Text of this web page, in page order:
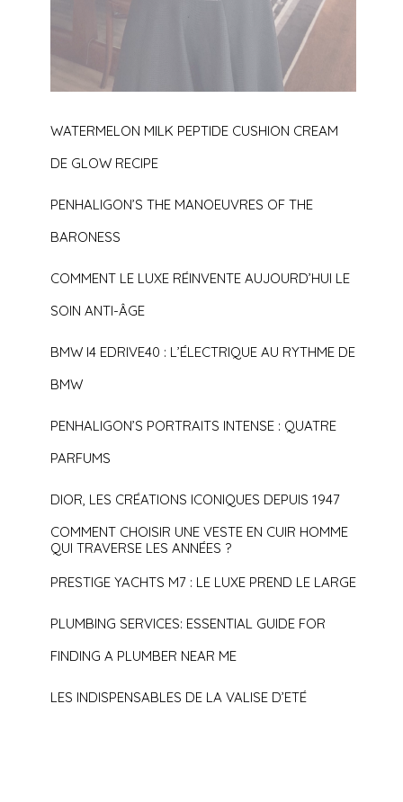
WATERMELON MILK PEPTIDE CUSHION CREAM
DE GLOW RECIPE
PENHALIGON’S THE MANOEUVRES OF THE
BARONESS
COMMENT LE LUXE RÉINVENTE AUJOURD’HUI LE
SOIN ANTI-ÂGE
BMW I4 EDRIVE40 : L’ÉLECTRIQUE AU RYTHME DE
BMW
PENHALIGON’S PORTRAITS INTENSE : QUATRE
PARFUMS
DIOR, LES CRÉATIONS ICONIQUES DEPUIS 1947
COMMENT CHOISIR UNE VESTE EN CUIR HOMME
QUI TRAVERSE LES ANNÉES ?
PRESTIGE YACHTS M7 : LE LUXE PREND LE LARGE
PLUMBING SERVICES: ESSENTIAL GUIDE FOR
FINDING A PLUMBER NEAR ME
LES INDISPENSABLES DE LA VALISE D’ETÉ